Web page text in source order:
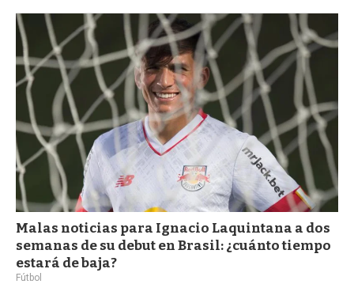
Malas noticias para Ignacio Laquintana a dos
semanas de su debut en Brasil: ¿cuánto tiempo
estará de baja?
Fútbol